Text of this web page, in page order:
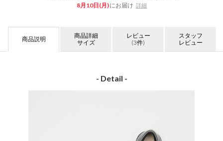
8月10日(月)にお届け 詳細
商品説明
商品詳細
サイズ
レビュー
(3件)
スタッフ
レビュー
- Detail -